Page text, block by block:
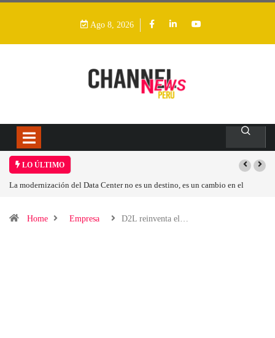
Ago 8, 2026
LO ÚLTIMO
La modernización del Data Center no es un destino, es un cambio en el
Home
Empresa D2L reinventa el…